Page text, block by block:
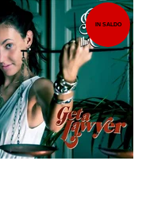
IN SALDO